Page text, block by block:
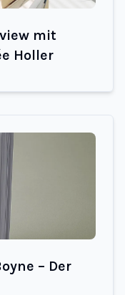
mit
Holler
– Der